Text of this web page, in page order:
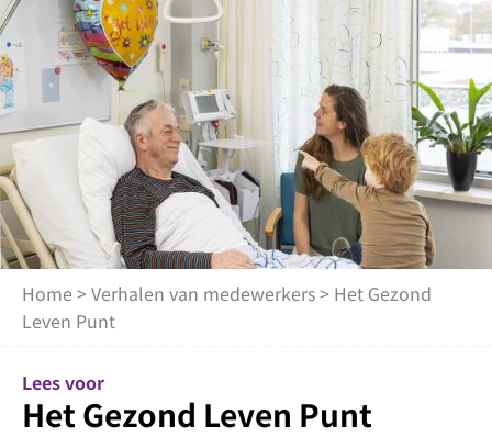
Home >Verhalen van medewerkers> Het Gezond
Leven Punt
Lees voor
Het Gezond Leven Punt